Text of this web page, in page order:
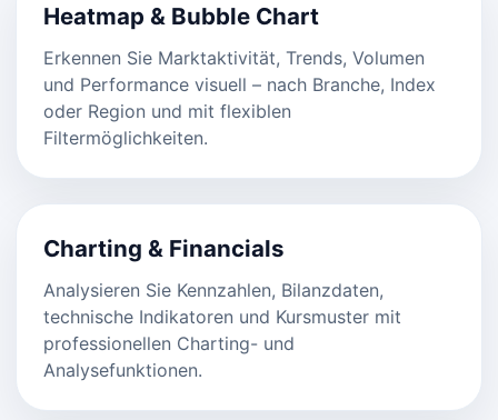
Heatmap & Bubble Chart
Erkennen Sie Marktaktivität, Trends, Volumen
und Performance visuell – nach Branche, Index
oder Region und mit flexiblen
Filtermöglichkeiten.
Charting & Financials
Analysieren Sie Kennzahlen, Bilanzdaten,
technische Indikatoren und Kursmuster mit
professionellen Charting- und
Analysefunktionen.